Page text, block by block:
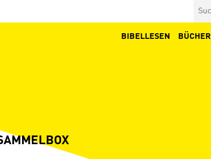
BIBELLESEN
BÜCHER